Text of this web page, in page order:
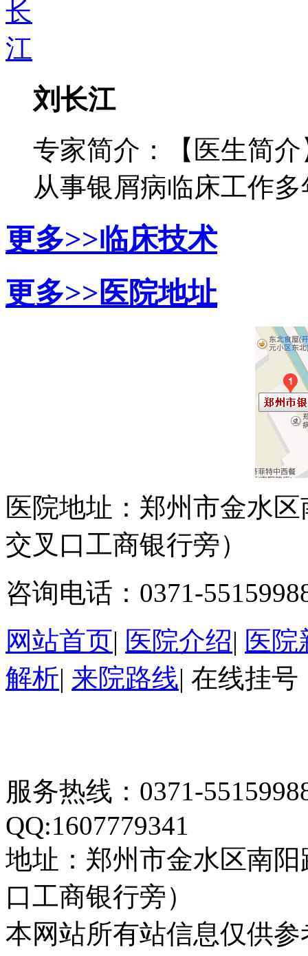
刘长江
专家简介：【医生简
从事银屑病临床工作多
更多>>临床技术
更多>>医院地址
医院地址：郑州市金水
交叉口工商银行旁）
咨询电话：0371-
网站首页| 医院介绍| 医院
解析| 来院路线| 在线挂号
服务热线：0371-
QQ:1607779341
地址：郑州市金水区南
口工商银行旁）
本网站所有站信息仅供